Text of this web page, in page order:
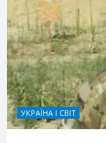
УКРАЇНА І СВІТ